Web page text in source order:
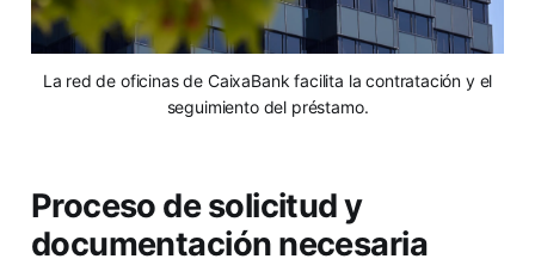
La red de oficinas de CaixaBank facilita la contratación y el
seguimiento del préstamo.
Proceso de solicitud y
documentación necesaria